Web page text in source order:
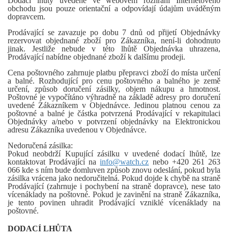
obchodu jsou pouze orientační a odpovídají údajům uváděným
dopravcem.
Prodávající se zavazuje po dobu 7 dnů od přijetí Objednávky
rezervovat objednané zboží pro Zákazníka, není-li dohodnuto
jinak. Jestliže nebude v této lhůtě Objednávka uhrazena,
Prodávající nabídne objednané zboží k dalšímu prodeji.
Cena poštovného zahrnuje platbu přepravci zboží do místa určení
a balné. Rozhodující pro cenu poštovného a balného je země
určení, způsob doručení zásilky, objem nákupu a hmotnost.
Poštovné je vypočítáno výhradně na základě adresy pro doručení
uvedené Zákazníkem v Objednávce. Jedinou platnou cenou za
poštovné a balné je částka potvrzená Prodávající v rekapitulaci
Objednávky a/nebo v potvrzení objednávky na Elektronickou
adresu Zákazníka uvedenou v Objednávce.
Nedoručená zásilka:
Pokud neobdrží Kupující zásilku v uvedené dodací lhůtě, lze
kontaktovat Prodávající nainfo@watch.cz nebo +420 261 263
066 kde s ním bude domluven způsob znovu odeslání, pokud byla
zásilka vrácena jako nedoručitelná. Pokud dojde k chybě na straně
Prodávající (zahrnuje i pochybení na straně dopravce), nese tato
vícenáklady na poštovné. Pokud je zavinění na straně Zákazníka,
je tento povinen uhradit Prodávající vzniklé vícenáklady na
poštovné.
DODACÍ LHŮTA